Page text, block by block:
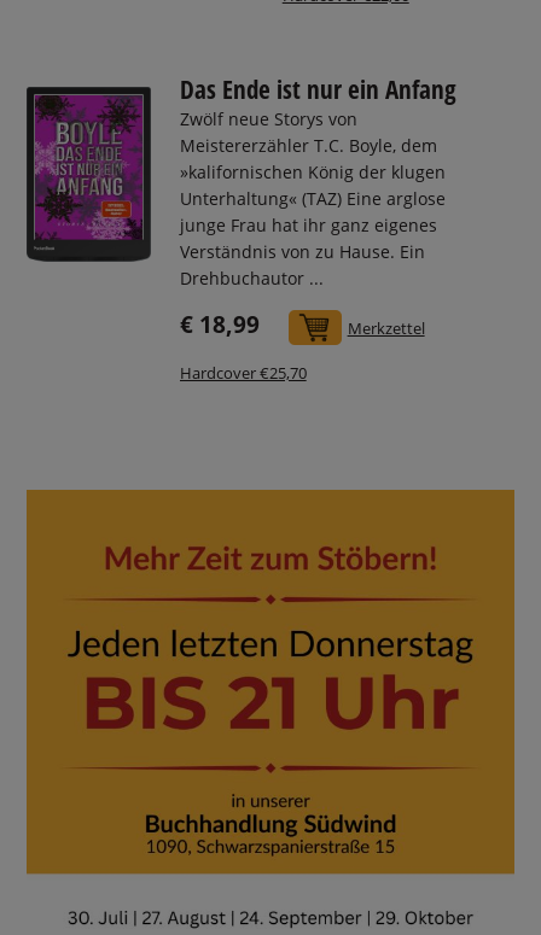
Das Ende ist nur ein Anfang
Zwölf neue Storys von
Meistererzähler T.C. Boyle, dem
»kalifornischen König der klugen
Unterhaltung« (TAZ) Eine arglose
junge Frau hat ihr ganz eigenes
Verständnis von zu Hause. Ein
Drehbuchautor ...
€ 18,99 In den Warenkorb
Merkzettel
Hardcover €25,70